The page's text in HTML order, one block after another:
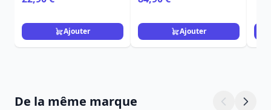
Ajouter
treat 5 cm (6)
Ajouter
De la même marque